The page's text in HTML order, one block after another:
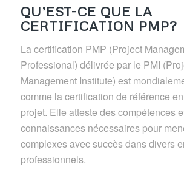
QU’EST-CE QUE LA
CERTIFICATION PMP?
La certification PMP (Project
Professional) délivrée par le PMI
Management Institute) est
comme la certification de référence
projet. Elle atteste des compétences
connaissances nécessaires pour
complexes avec succès dans divers
professionnels.